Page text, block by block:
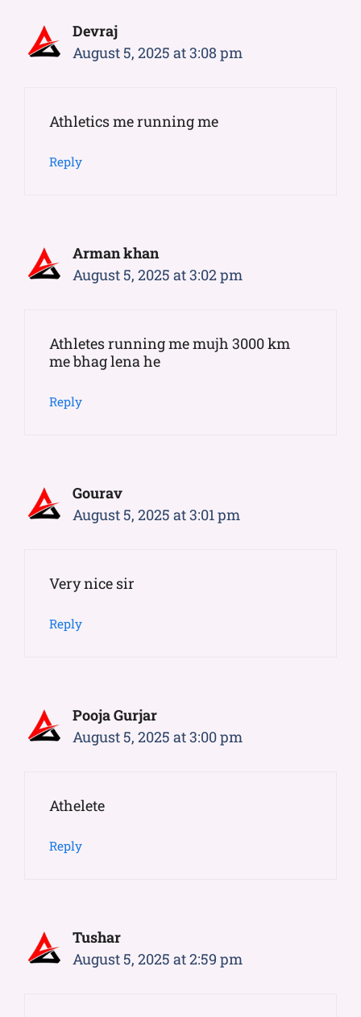
Devraj
August 5, 2025 at 3:08 pm
Athletics me running me
Reply
Arman khan
August 5, 2025 at 3:02 pm
Athletes running me mujh 3000 km
me bhag lena he
Reply
Gourav
August 5, 2025 at 3:01 pm
Very nice sir
Reply
Pooja Gurjar
August 5, 2025 at 3:00 pm
Athelete
Reply
Tushar
August 5, 2025 at 2:59 pm